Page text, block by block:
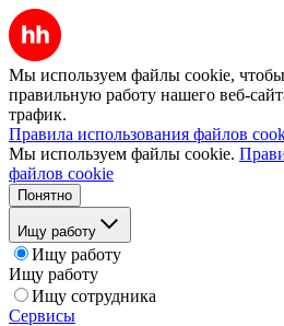
Мы используем файлы cookie, чтобы
правильную работу нашего веб-
трафик.
Правила использования файлов
Мы используем файлы cookie.
файлов cookie
Понятно
Ищу работу
Ищу работу
Ищу работу
Ищу сотрудника
Сервисы